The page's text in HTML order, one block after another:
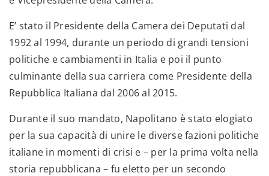
E’ stato il Presidente della Camera dei Deputati dal
1992 al 1994, durante un periodo di grandi tensioni
politiche e cambiamenti in Italia e poi il punto
culminante della sua carriera come Presidente della
Repubblica Italiana dal 2006 al 2015.
Durante il suo mandato, Napolitano è stato elogiato
per la sua capacità di unire le diverse fazioni politiche
italiane in momenti di crisi e – per la prima volta nella
storia repubblicana – fu eletto per un secondo